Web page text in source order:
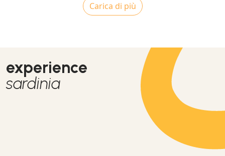
Carica di più
experience
sardinia